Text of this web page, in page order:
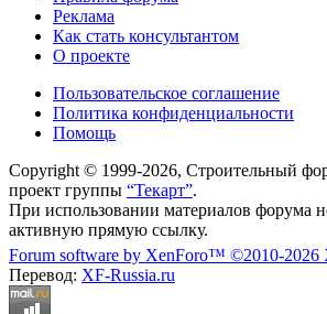
Реклама
Как стать консультантом
О проекте
Пользовательское соглашение
Политика конфиденциальности
Помощь
Copyright © 1999-2026, Строительный
проект группы “Текарт”.
При использовании материалов форума
активную прямую ссылку.
Forum software by XenForo™ ©2010-2026
Перевод: XF-Russia.ru